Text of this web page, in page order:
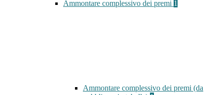
Ammontare complessivo dei premi 1
Ammontare complessivo dei premi (da